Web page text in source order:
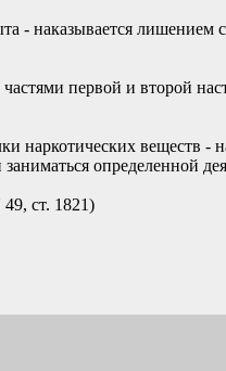
- наказывается лишением
первой и второй
наркотических веществ -
определенной
ст. 1821)